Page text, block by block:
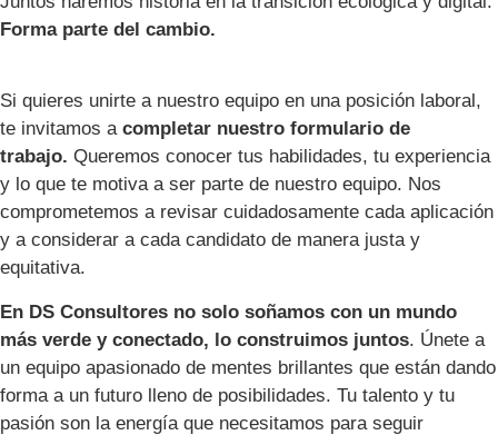
Forma parte del cambio.
Si quieres unirte a nuestro equipo en una posición laboral,
te invitamos a completar nuestro formulario de
trabajo. Queremos conocer tus habilidades, tu experiencia
y lo que te motiva a ser parte de nuestro equipo. Nos
comprometemos a revisar cuidadosamente cada aplicación
y a considerar a cada candidato de manera justa y
equitativa.
En DS Consultores no solo soñamos con un mundo
más verde y conectado, lo construimos juntos. Únete a
un equipo apasionado de mentes brillantes que están dando
forma a un futuro lleno de posibilidades. Tu talento y tu
pasión son la energía que necesitamos para seguir